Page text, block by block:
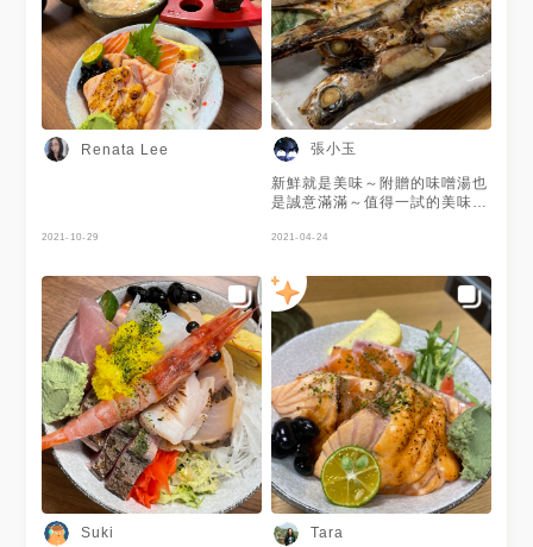
Renata Lee
2021-10-29
張小玉
新鮮就是美味～附贈的味噌湯也
是誠意滿滿～值得一試的美味店
2021-04-24
Suki Tara